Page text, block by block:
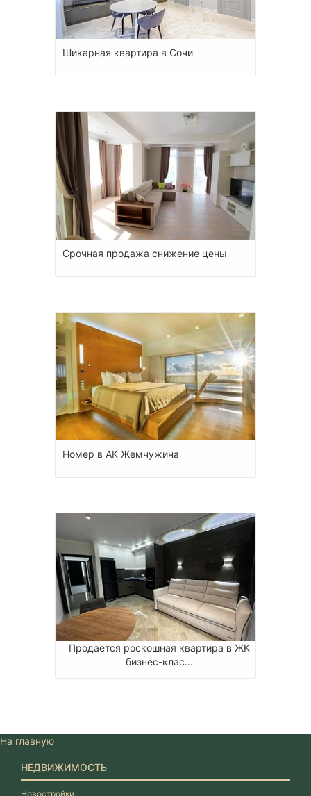
Шикарная квартира в Сочи
Срочная продажа снижение цены
Номер в АК Жемчужина
Продается роскошная квартира в ЖК
бизнес-клас...
На главную
НЕДВИЖИМОСТЬ
Новостройки